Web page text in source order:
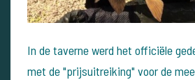
In de taverne werd het officiële
met de "prijsuitreiking" voor de